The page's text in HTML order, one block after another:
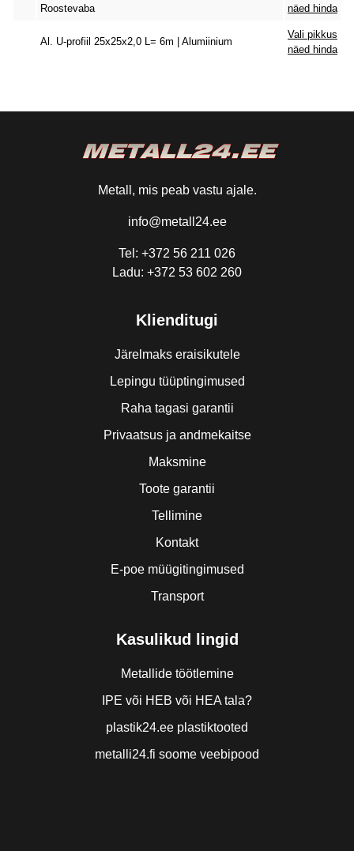
Roostevaba
näed hinda
Al. U-profiil 25x25x2,0 L= 6m | Alumiinium
Vali pikkus
näed hinda
Metall, mis peab vastu ajale.
info@metall24.ee
Tel: +372 56 211 026
Ladu: +372 53 602 260
Klienditugi
Järelmaks eraisikutele
Lepingu tüüptingimused
Raha tagasi garantii
Privaatsus ja andmekaitse
Maksmine
Toote garantii
Tellimine
Kontakt
E-poe müügitingimused
Transport
Kasulikud lingid
Metallide töötlemine
IPE või HEB või HEA tala?
plastik24.ee plastiktooted
metalli24.fi soome veebipood